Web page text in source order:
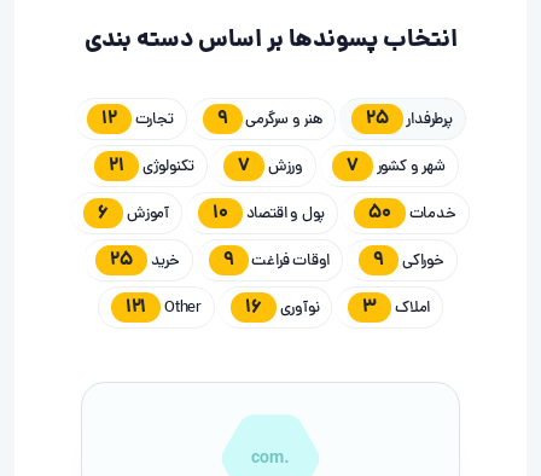
انتخاب پسوندها بر اساس دسته بندی
پرطرفدار 25 هنر و سرگرمی 9 تجارت 12
شهر و کشور 7 ورزش 7 تکنولوژی 21
خدمات 50 پول و اقتصاد 10 آموزش 6
خوراکی 9 اوقات فراغت 9 خرید 25
املاک 3 نوآوری 16
Other
121
.com